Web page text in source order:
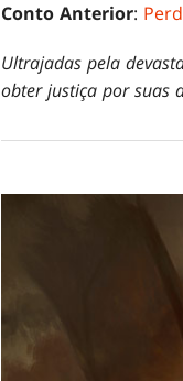
Conto Anterior:
Ultrajadas pela
obter justiça por suas